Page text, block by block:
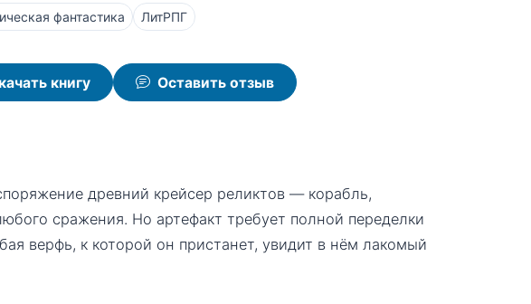
фантастика ЛитРПГ
книгу Оставить отзыв
древний крейсер реликтов — корабль,
сражения. Но артефакт требует полной переделки
верфь, к которой он пристанет, увидит в нём лакомый